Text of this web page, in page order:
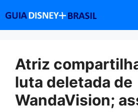
conteúdo
Atriz
luta deletada de
WandaVision;